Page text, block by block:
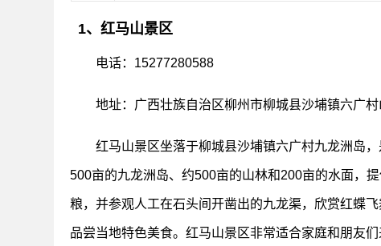
1、红马山景区
电话：15277280588
地址：广西壮族自治区柳州市柳城县沙埔镇六广
红马山景区坐落于柳城县沙埔镇六广村九龙洲岛
500亩的九龙洲岛、约500亩的山林和200亩的水面，
粮，并参观人工在石头间开凿出的九龙渠，欣赏红蝶
品尝当地特色美食。红马山景区非常适合家庭和朋友们